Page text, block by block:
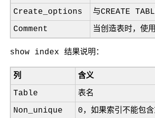
Create_options
与CREATE
Comment
当创造表时，使
show index 结果说明：
列
含义
Table
表名
Non_unique
0，如果索引不能包含